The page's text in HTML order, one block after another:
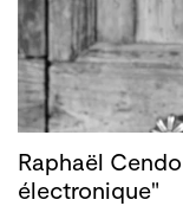
Raphaël
électronique"